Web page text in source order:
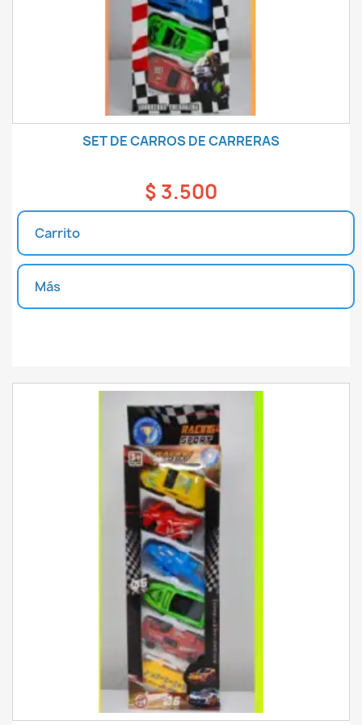
SET DE CARROS DE CARRERAS
$ 3.500
Carrito
Más